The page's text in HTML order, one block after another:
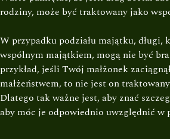
rodziny, może być traktowany jako
W przypadku podziału majątku, długi,
wspólnym majątkiem, mogą nie być
przykład, jeśli Twój małżonek
małżeństwem, to nie jest on
Dlatego tak ważne jest, aby znać
aby móc je odpowiednio uwzględnić w